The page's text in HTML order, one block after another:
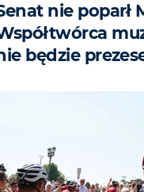
nie poparł
będzie